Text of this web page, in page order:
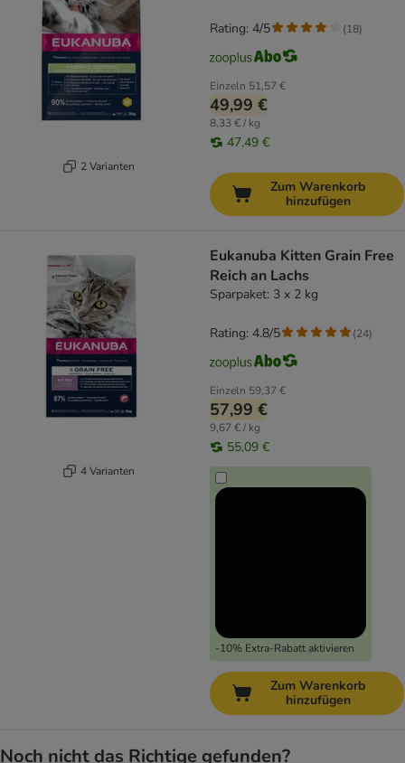
2 Varianten
Einzeln 51,57 €
49,99 €
8,33 € / kg
47,49 €
Rating: 4/5 (18)
Zum Warenkorb
hinzufügen
4 Varianten
Eukanuba Kitten Grain Free
Reich an Lachs
Sparpaket: 3 x 2 kg
Einzeln 59,37 €
57,99 €
9,67 € / kg
55,09 €
-10% Extra-Rabatt aktivieren
Rating: 4.8/5 (24)
Zum Warenkorb
hinzufügen
Noch nicht das Richtige gefunden?